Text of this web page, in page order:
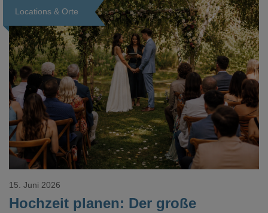
Locations & Orte
Hochzeit planen: Der große
15. Juni 2026